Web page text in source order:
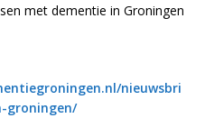
met dementie in Groningen
nieuwsbri
groningen/